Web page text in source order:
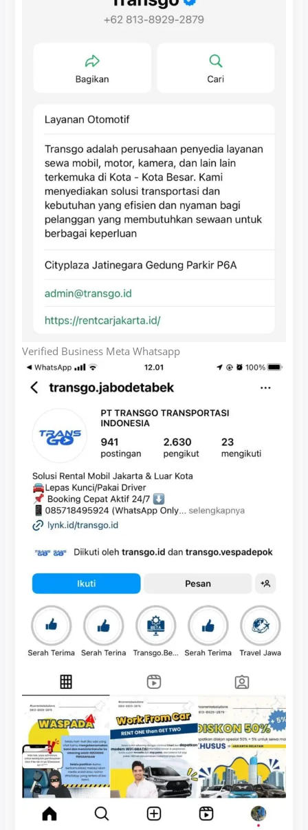
Verified Business Meta Whatsapp